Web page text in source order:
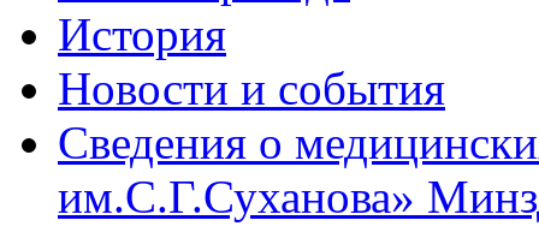
История
Новости и события
Сведения о
им.С.Г.Суханова»